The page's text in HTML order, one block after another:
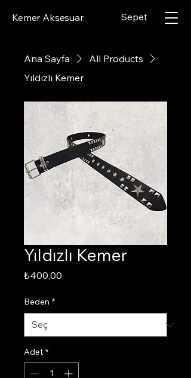
Kemer Aksesuar Sepet
Ana Sayfa
All Products
Yıldızlı Kemer
Yıldızlı Kemer
₺400,00
Beden *
Adet *